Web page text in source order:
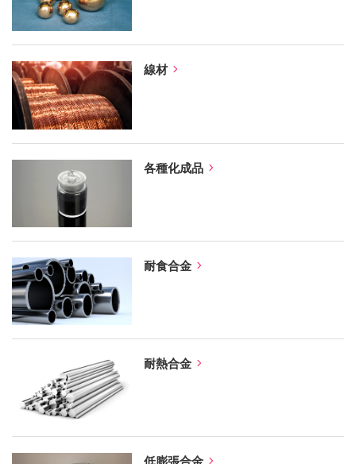
線材
各種化成品
耐食合金
耐熱合金
低膨張合金